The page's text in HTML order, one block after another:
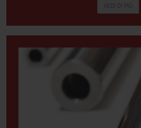
VEDI DI PIÙ